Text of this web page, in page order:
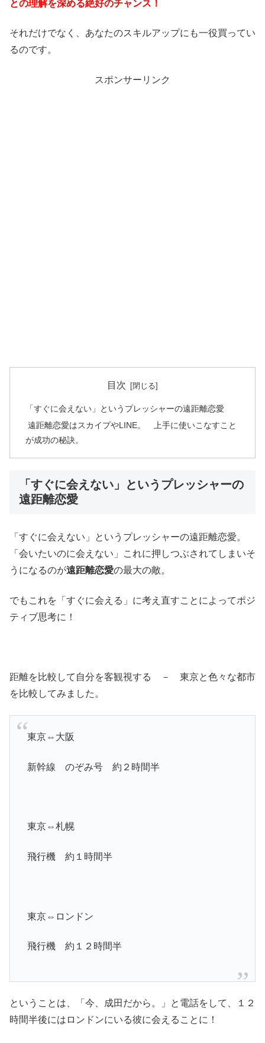
との理解を深める絶好のチャンス！
それだけでなく、あなたのスキルアップにも一役買ってい
るのです。
スポンサーリンク
目次
「すぐに会えない」というプレッシャーの遠距離恋愛
遠距離恋愛はスカイプやLINE。 上手に使いこなすこと
が成功の秘訣。
「すぐに会えない」というプレッシャーの
遠距離恋愛
「すぐに会えない」というプレッシャーの遠距離恋愛。
「会いたいのに会えない」これに押しつぶされてしまいそ
うになるのが遠距離恋愛の最大の敵。
でもこれを「すぐに会える」に考え直すことによってポジ
ティブ思考に！
距離を比較して自分を客観視する － 東京と色々な都市
を比較してみました。
東京⇔大阪
新幹線 のぞみ号 約２時間半
東京⇔札幌
飛行機 約１時間半
東京⇔ロンドン
飛行機 約１２時間半
ということは、「今、成田だから。」と電話をして、１２
時間半後にはロンドンにいる彼に会えることに！